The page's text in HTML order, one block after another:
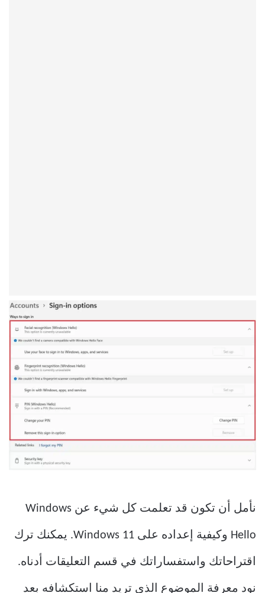
نأمل أن تكون قد تعلمت كل شيء عن Windows
Hello وكيفية إعداده على Windows 11. يمكنك ترك
اقتراحاتك واستفساراتك في قسم التعليقات أدناه.
نود معرفة الموضوع الذي تريد منا استكشافه بعد